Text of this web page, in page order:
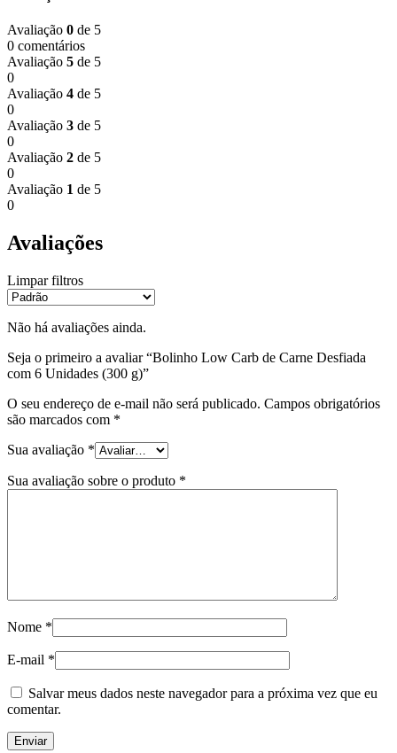
Avaliação 0 de 5
0 comentários
Avaliação 5 de 5
0
Avaliação 4 de 5
0
Avaliação 3 de 5
0
Avaliação 2 de 5
0
Avaliação 1 de 5
0
Avaliações
Limpar filtros
Não há avaliações ainda.
Seja o primeiro a avaliar “Bolinho Low Carb de Carne Desfiada
com 6 Unidades (300 g)”
O seu endereço de e-mail não será publicado. Campos obrigatórios
são marcados com *
Sua avaliação *
Sua avaliação sobre o produto *
Nome *
E-mail *
Salvar meus dados neste navegador para a próxima vez que eu
comentar.